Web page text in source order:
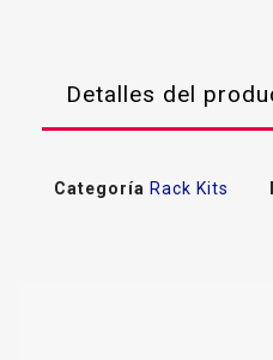
Detalles del
Categoría Rack Kits